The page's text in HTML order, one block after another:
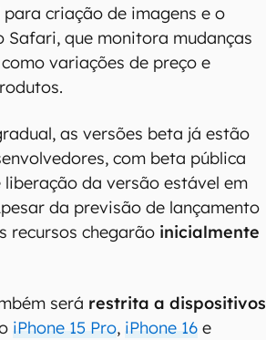
criação de imagens e o
Safari, que monitora mudanças
variações de preço e
as versões beta já estão
com beta pública
da versão estável em
da previsão de lançamento
recursos chegarão inicialmente
será restrita a dispositivos
iPhone 15 Pro, iPhone 16 e